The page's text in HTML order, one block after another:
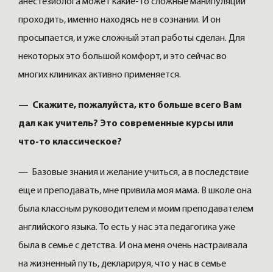
анестезиолога может какие-то сложные манипуляции
проходить, именно находясь не в сознании. И он
просыпается, и уже сложный этап работы сделан. Для
некоторых это большой комфорт, и это сейчас во
многих клиниках активно применяется.
— Скажите, пожалуйста, кто больше всего Вам
дал как учитель? Это современные курсы или
что-то классическое?
— Базовые знания и желание учиться, а в последствие
еще и преподавать, мне привила моя мама. В школе она
была классным руководителем и моим преподавателем
английского языка. То есть у нас эта педагогика уже
была в семье с детства. И она меня очень настраивала
на жизненный путь, декларируя, что у нас в семье